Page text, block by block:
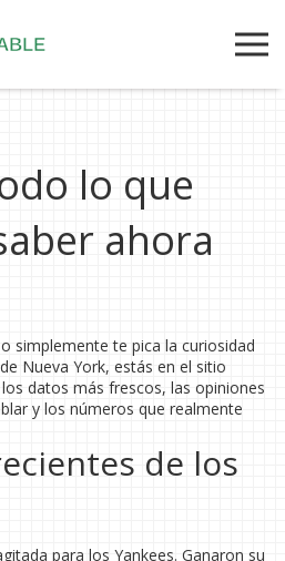
lo que
ahora
simplemente te pica la curiosidad
Nueva York, estás en el sitio
datos más frescos, las opiniones
y los números que realmente
de los
para los Yankees. Ganaron su